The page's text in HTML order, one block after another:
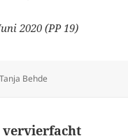
2020 (PP 19)
Autor
Tanja Behde
vervierfacht